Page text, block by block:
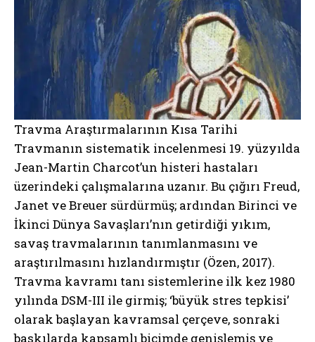
Travma Araştırmalarının Kısa Tarihi
Travmanın sistematik incelenmesi 19. yüzyılda
Jean-Martin Charcot’un histeri hastaları
üzerindeki çalışmalarına uzanır. Bu çığırı Freud,
Janet ve Breuer sürdürmüş; ardından Birinci ve
İkinci Dünya Savaşları’nın getirdiği yıkım,
savaş travmalarının tanımlanmasını ve
araştırılmasını hızlandırmıştır (Özen, 2017).
Travma kavramı tanı sistemlerine ilk kez 1980
yılında DSM-III ile girmiş; ‘büyük stres tepkisi’
olarak başlayan kavramsal çerçeve, sonraki
baskılarda kapsamlı biçimde genişlemiş ve